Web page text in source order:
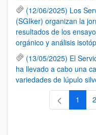
(12/06/2025) Los
(SGIker) organizan la
resultados de los
orgánico y análisis
(13/05/2025) El
ha llevado a cabo una
variedades de lúpulo
Página
1 2